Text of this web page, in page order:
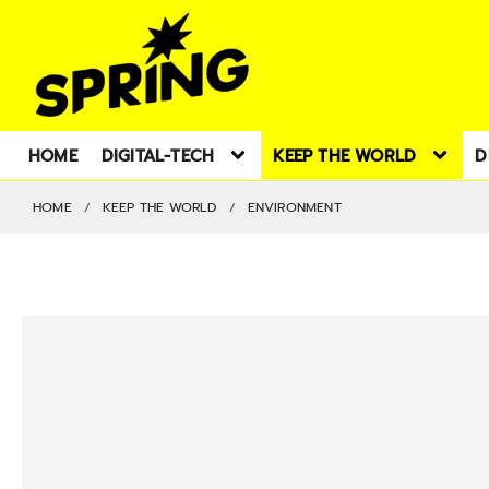
HOME DIGITAL-TECH KEEP THE WORLD
HOME KEEP THE WORLD ENVIRONMENT